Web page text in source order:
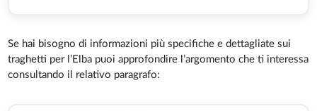
Se hai bisogno di informazioni più specifiche e dettagliate sui
traghetti per l’Elba puoi approfondire l’argomento che ti interessa
consultando il relativo paragrafo: